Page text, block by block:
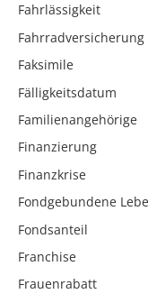
Fahrlässigkeit
Fahrradversicherung
Faksimile
Fälligkeitsdatum
Familienangehörige
Finanzierung
Finanzkrise
Fondgebundene
Fondsanteil
Franchise
Frauenrabatt